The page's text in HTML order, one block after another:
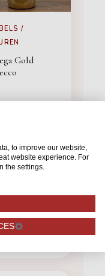
/
Gold
BESTELLEN
to improve our website,
website experience. For
the settings.